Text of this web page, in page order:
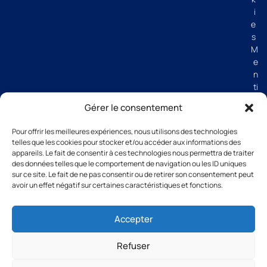
Gérer le consentement
Pour offrir les meilleures expériences, nous utilisons des technologies
telles que les cookies pour stocker et/ou accéder aux informations des
appareils. Le fait de consentir à ces technologies nous permettra de traiter
des données telles que le comportement de navigation ou les ID uniques
sur ce site. Le fait de ne pas consentir ou de retirer son consentement peut
avoir un effet négatif sur certaines caractéristiques et fonctions.
Accepter
Refuser
i
e
s
M
e
n
ti
g
e
G